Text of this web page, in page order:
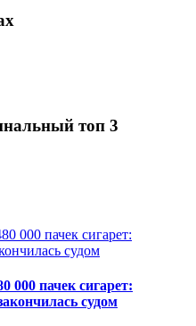
топ 3
000 пачек сигарет:
судом